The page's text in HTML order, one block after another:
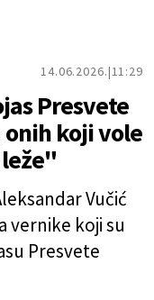
14.06.2026. 11:29
Presvete
koji vole
Vučić
vernike koji su
Presvete